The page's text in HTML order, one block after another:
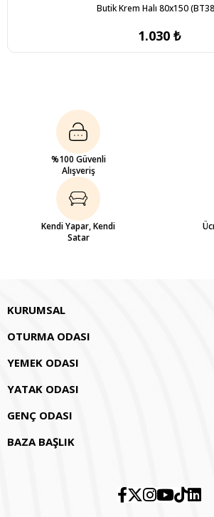
Butik Krem Halı 80x150
1.030 ₺
%100 Güvenli
Alışveriş
Kendi Yapar, Kendi
Satar
KURUMSAL
OTURMA ODASI
YEMEK ODASI
YATAK ODASI
GENÇ ODASI
BAZA BAŞLIK